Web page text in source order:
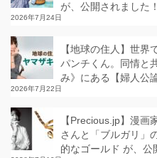
が、公開されました！
2026年7月24日
【地球の住人】世界
パンチくん。同情と
み》にある【婦人公
2026年7月22日
【Precious.jp】漫画
さんと「ブルガリ」
的なゴールド が、公